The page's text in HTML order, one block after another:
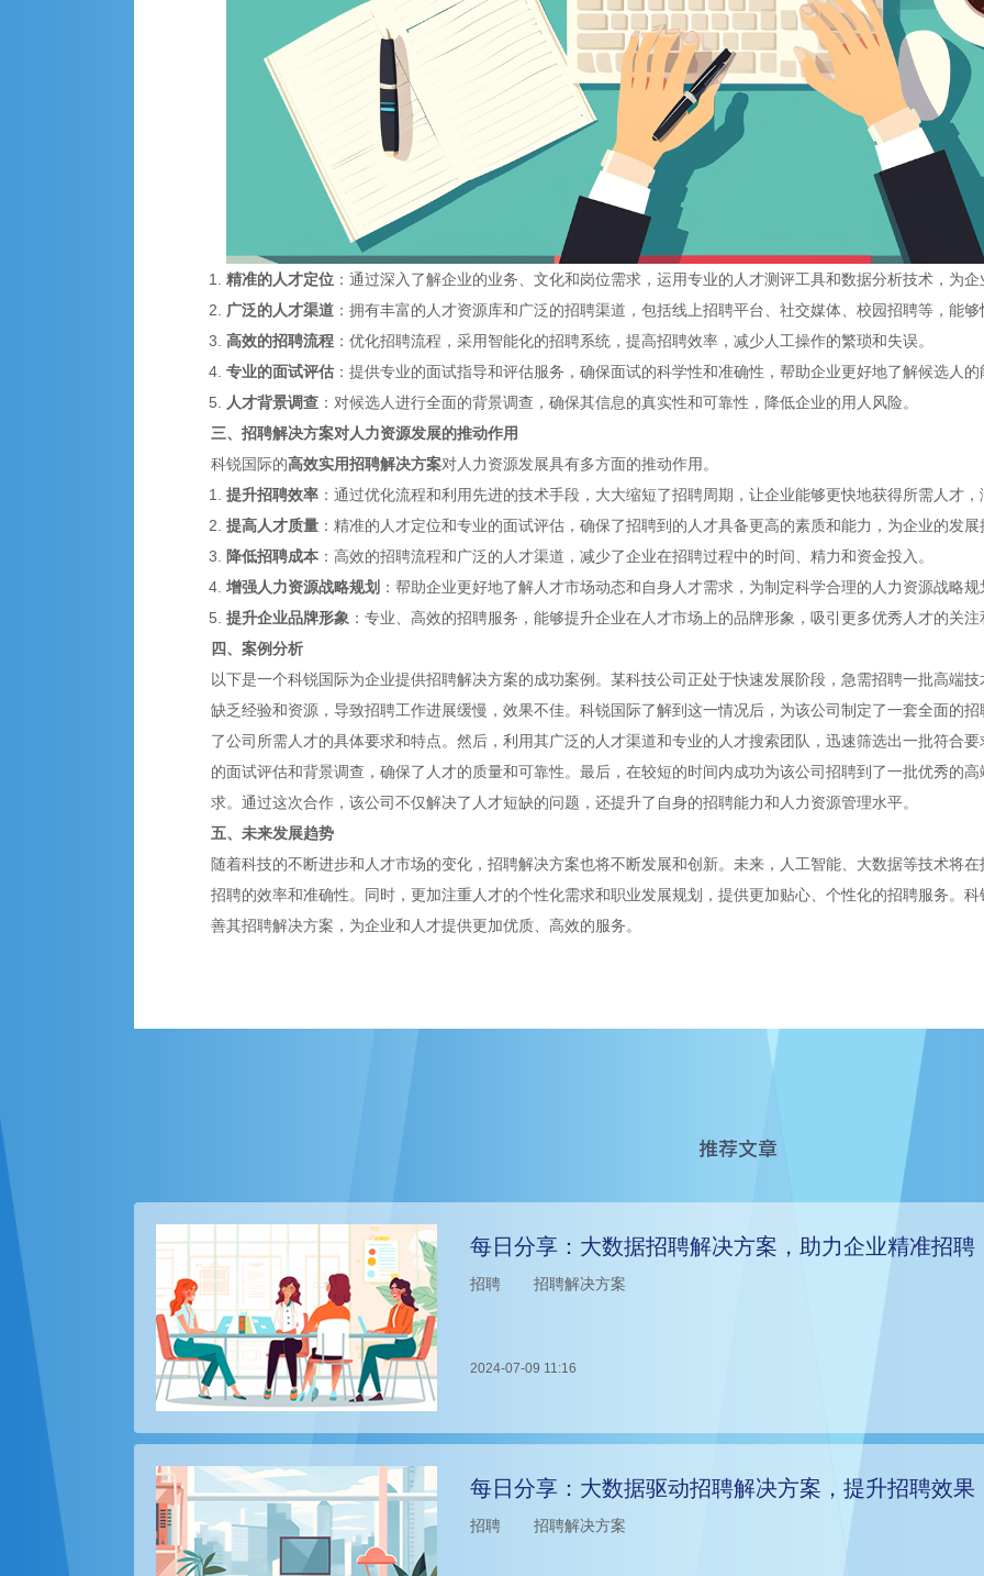
精准的人才定位 ：通过深入了解企业的业务、文化和岗位需求，运用专业的人才测评工具和数据分析技术，为
广泛的人才渠道 ：拥有丰富的人才资源库和广泛的招聘渠道，包括线上招聘平台 、社交媒体、 校园招聘等，能够
高效的招聘流程 ：优化招聘流程，采用智能化的招聘系统 ，提高招聘效率，减少人工操作的繁琐和失误。
专业的面试评估 ：提供专业的面试指导和评估服务，确保面试的科学性和准确性，帮助企业更好地了解候选人
人才背景调查 ：对候选人进行全面的背景调查，确保其信息的真实性和可靠性，降低企业的用人风险。
三、招聘解决方案对人力资源发展的推动作用
科锐国际的高效实用招聘解决方案对人力资源发展具有多方面的推动作用。
提升招聘效率 ：通过优化流程和利用先进的技术手段，大大缩短了招聘周期，让企业能够更快地获得所需人才
提高人才质量 ：精准的人才定位和专业的面试评估，确保了招聘到的人才具备更高的素质和能力，为企业的发
降低招聘成本 ：高效的招聘流程和广泛的人才渠道，减少了企业在招聘过程中的时间、精力和资金投入。
增强人力资源战略规划 ：帮助企业更好地了解人才市场动态和自身人才需求，为制定科学合理的人力资源战略
提升企业品牌形象 ：专业、高效的招聘服务，能够提升企业在人才市场上的品牌形象，吸引更多优秀人才的关
四、案例分析
以下是一个科锐国际为企业提供招聘解决方案的成功案例。某科技公司正处于快速发展阶段，急需招聘一批高端
缺乏经验和资源，导致招聘工作进展缓慢，效果不佳。科锐国际了解到这一情况后，为该公司制定了一套全面的
了公司所需人才的具体要求和特点。然后，利用其广泛的人才渠道和专业的人才搜索团队，迅速筛选出一批符合
的面试评估和背景调查，确保了人才的质量和可靠性。最后，在较短的时间内成功为该公司招聘到了一批优秀的
求。通过这次合作，该公司不仅解决了人才短缺的问题，还提升了自身的招聘能力和人力资源管理水平。
五、未来发展趋势
随着科技的不断进步和人才市场的变化，招聘解决方案也将不断发展和创新。未来，人工智能、大数据等技术将
招聘的效率和准确性。同时，更加注重人才的个性化需求和职业发展规划，提供更加贴心、个性化的招聘服务。
善其招聘解决方案，为企业和人才提供更加优质、高效的服务。
推荐文章
每日分享：大数据招聘解决方案，助力企业精准招聘
招聘 招聘解决方案
2024-07-09 11:16
每日分享：大数据驱动招聘解决方案，提升招聘效果
招聘 招聘解决方案